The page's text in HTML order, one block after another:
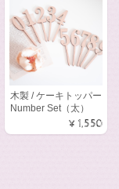
木製 / ケーキトッパー
Number Set（太）
¥1,550